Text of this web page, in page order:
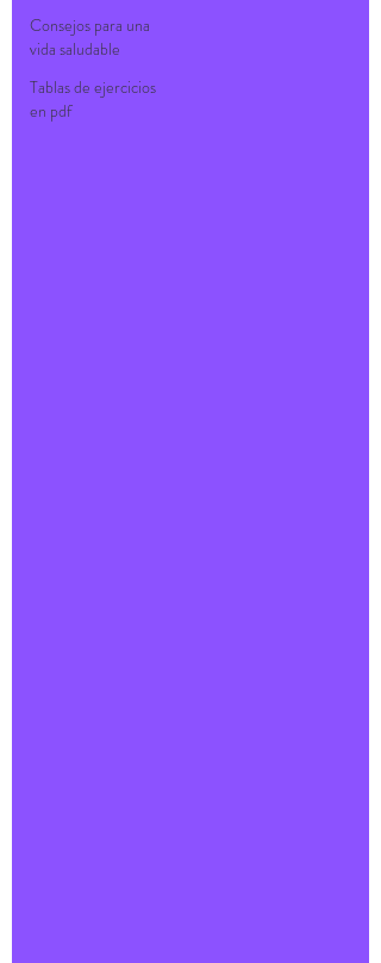
Consejos para una
vida saludable
Tablas de ejercicios
en pdf